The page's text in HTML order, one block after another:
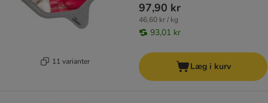
11 varianter
97,90 kr
46,60 kr / kg
93,01 kr
Læg i kurv